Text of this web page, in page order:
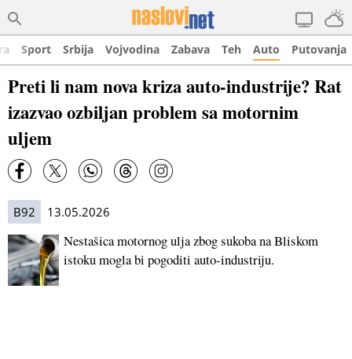
Sport Srbija Vojvodina Zabava Teh Auto Putovanja
Preti li nam nova kriza auto-industrije? Rat
izazvao ozbiljan problem sa motornim
uljem
B92 13.05.2026
Nestašica motornog ulja zbog sukoba na Bliskom
istoku mogla bi pogoditi auto-industriju.